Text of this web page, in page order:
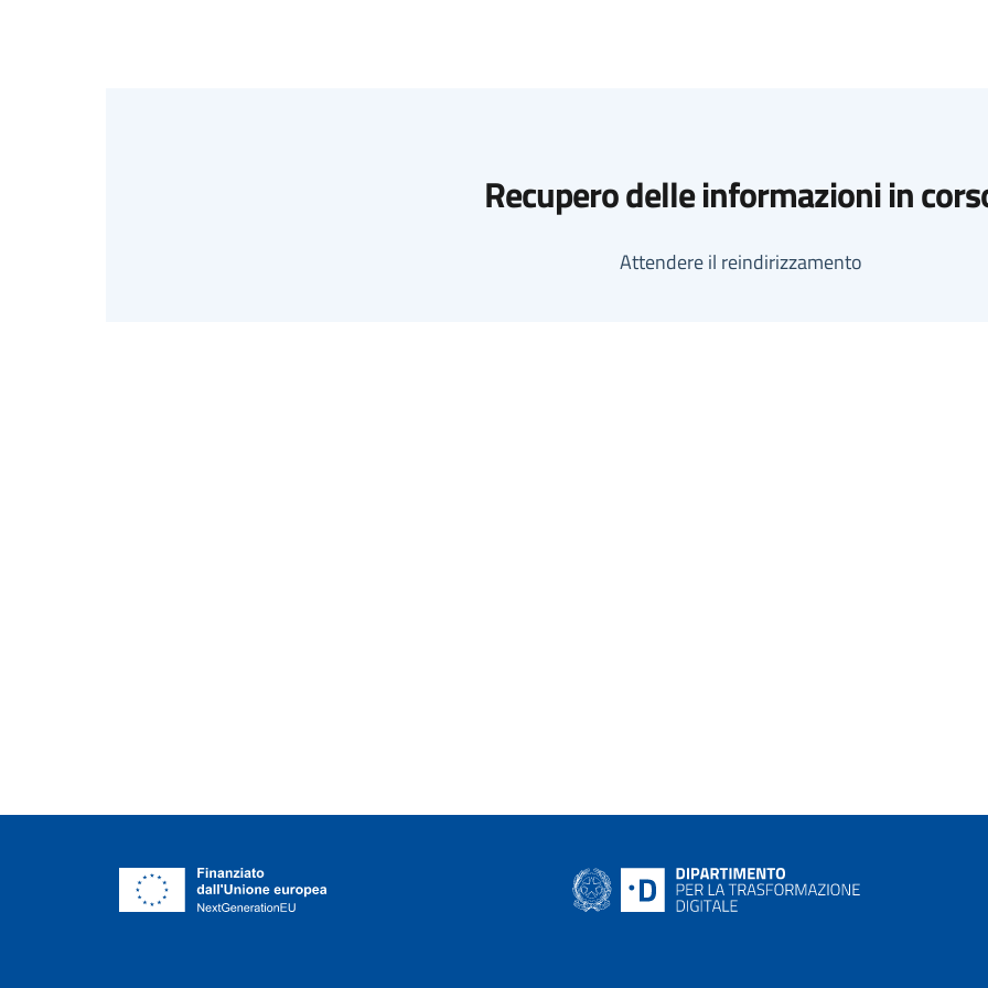
Recupero delle informazioni in
Attendere il reindirizzamento